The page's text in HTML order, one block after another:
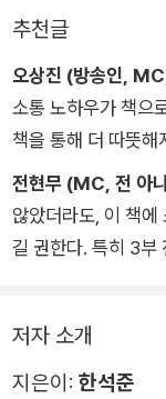
추천글
오상진 (방송인,
소통 노하우가 책으
책을 통해 더 따뜻해
전현무 (MC, 전 아
않았더라도, 이 책
길 권한다. 특히 3부
저자 소개
지은이: 한석준